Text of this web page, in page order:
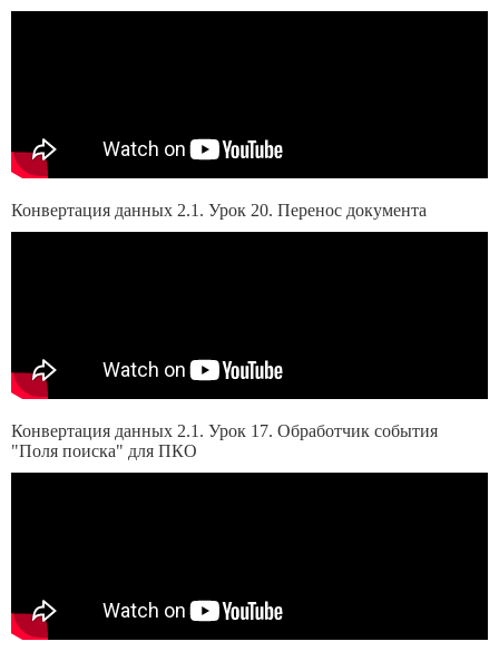
Конвертация данных 2.1. Урок 20. Перенос документа
Конвертация данных 2.1. Урок 17. Обработчик события
"Поля поиска" для ПКО